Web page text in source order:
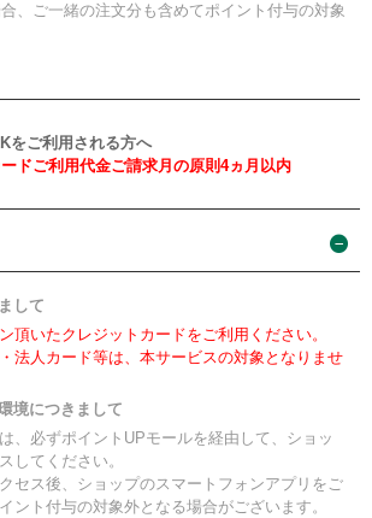
、ご一緒の注文分も含めてポイント付与の対象
をご利用される方へ
ドご利用代金ご請求月の原則4ヵ月以内
して
頂いたクレジットカードをご利用ください。
法人カード等は、本サービスの対象となりませ
境につきまして
、必ずポイントUPモールを経由して、ショッ
してください。
セス後、ショップのスマートフォンアプリをご
ント付与の対象外となる場合がございます。